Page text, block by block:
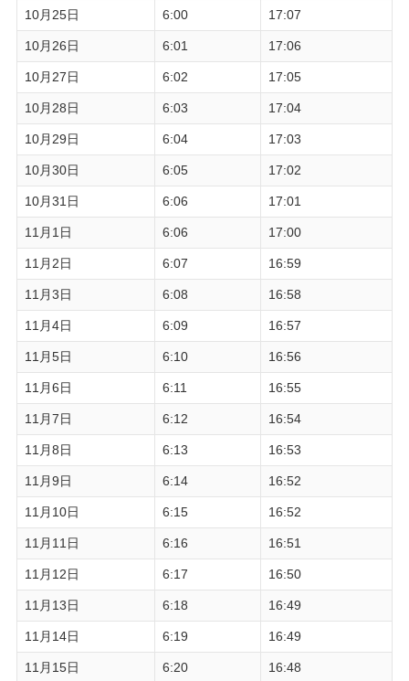
10月25日 6:00 17:07
10月26日 6:01 17:06
10月27日 6:02 17:05
10月28日 6:03 17:04
10月29日 6:04 17:03
10月30日 6:05 17:02
10月31日 6:06 17:01
11月1日 6:06 17:00
11月2日 6:07 16:59
11月3日 6:08 16:58
11月4日 6:09 16:57
11月5日 6:10 16:56
11月6日 6:11 16:55
11月7日 6:12 16:54
11月8日 6:13 16:53
11月9日 6:14 16:52
11月10日 6:15 16:52
11月11日 6:16 16:51
11月12日 6:17 16:50
11月13日 6:18 16:49
11月14日 6:19 16:49
11月15日 6:20 16:48